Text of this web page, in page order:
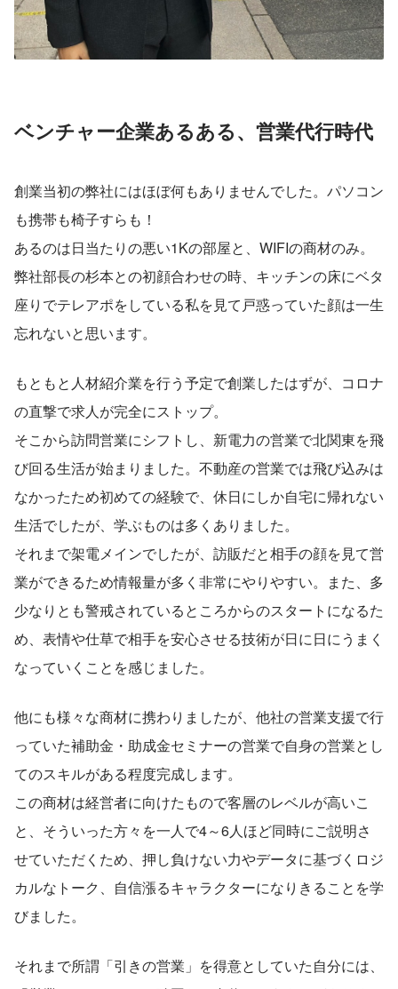
ベンチャー企業あるある、営業代行時代
創業当初の弊社にはほぼ何もありませんでした。パソコン
も携帯も椅子すらも！
あるのは日当たりの悪い1Kの部屋と、WIFIの商材のみ。
弊社部長の杉本との初顔合わせの時、キッチンの床にベタ
座りでテレアポをしている私を見て戸惑っていた顔は一生
忘れないと思います。
もともと人材紹介業を行う予定で創業したはずが、コロナ
の直撃で求人が完全にストップ。
そこから訪問営業にシフトし、新電力の営業で北関東を飛
び回る生活が始まりました。不動産の営業では飛び込みは
なかったため初めての経験で、休日にしか自宅に帰れない
生活でしたが、学ぶものは多くありました。
それまで架電メインでしたが、訪販だと相手の顔を見て営
業ができるため情報量が多く非常にやりやすい。また、多
少なりとも警戒されているところからのスタートになるた
め、表情や仕草で相手を安心させる技術が日に日にうまく
なっていくことを感じました。
他にも様々な商材に携わりましたが、他社の営業支援で行
っていた補助金・助成金セミナーの営業で自身の営業とし
てのスキルがある程度完成します。
この商材は経営者に向けたもので客層のレベルが高いこ
と、そういった方々を一人で4～6人ほど同時にご説明さ
せていただくため、押し負けない力やデータに基づくロジ
カルなトーク、自信漲るキャラクターになりきることを学
びました。
それまで所謂「引きの営業」を得意としていた自分には、